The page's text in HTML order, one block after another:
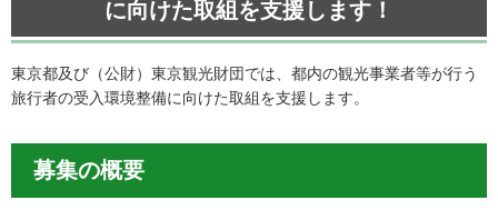
に向けた取組を支援します！
東京都及び（公財）東京観光財団では、都内の観光事業者等が行う
旅行者の受入環境整備に向けた取組を支援します。
募集の概要